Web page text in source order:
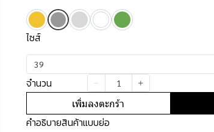
ไซส์
39
จำนวน
เพิ่มลงตะกร้า
คำอธิบายสินค้าแบบย่อ